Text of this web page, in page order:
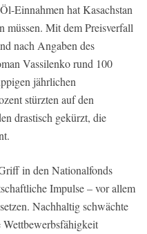
Einnahmen hat Kasachstan
müssen. Mit dem Preisverfall
nach Angaben des
Vassilenko rund 100
jährlichen
stürzten auf den
drastisch gekürzt, die
in den Nationalfonds
Impulse – vor allem
Nachhaltig schwächte